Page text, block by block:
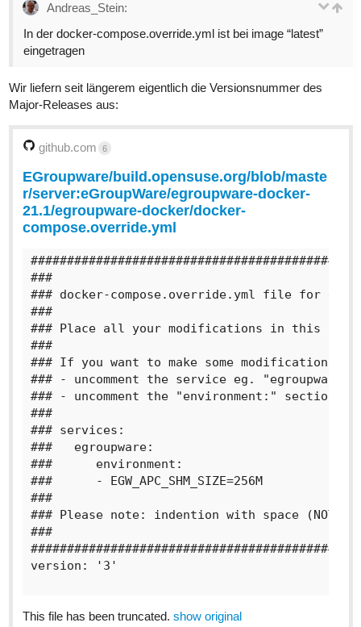
Andreas_Stein:
In der docker-compose.override.yml ist bei image “latest”
eingetragen
Wir liefern seit längerem eigentlich die Versionsnummer des
Major-Releases aus:
github.com 6
EGroupware/build.opensuse.org/blob/maste
r/server:eGroupWare/egroupware-docker-
21.1/egroupware-docker/docker-
compose.override.yml
###
### docker-compose.override.yml file for
###
### Place all your modifications in this file,
###
### If you want to make some modification /
### - uncomment the service eg.
### - uncomment the "environment:" section
###
### services:
###   egroupware:
###      environment:
###      - EGW_APC_SHM_SIZE=256M
###
### Please note: indention with space
###
version: '3'
This file has been truncated. show original